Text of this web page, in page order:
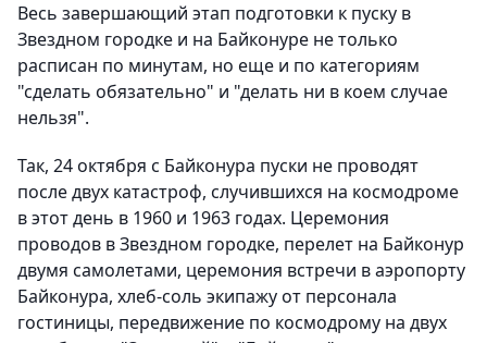
Весь завершающий этап подготовки к пуску в
Звездном городке и на Байконуре не только
расписан по минутам, но еще и по категориям
"сделать обязательно" и "делать ни в коем случае
нельзя".
Так, 24 октября с Байконура пуски не проводят
после двух катастроф, случившихся на космодроме
в этот день в 1960 и 1963 годах. Церемония
проводов в Звездном городке, перелет на Байконур
двумя самолетами, церемония встречи в аэропорту
Байконура, хлеб-соль экипажу от персонала
гостиницы, передвижение по космодрому на двух